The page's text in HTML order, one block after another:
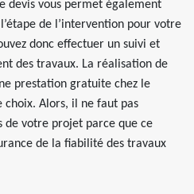
devis vous permet également
de l’intervention pour votre
donc effectuer un suivi et
des travaux. La réalisation de
prestation gratuite chez le
choix. Alors, il ne faut pas
de votre projet parce que ce
de la fiabilité des travaux